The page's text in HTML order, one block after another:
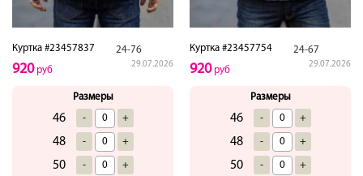
Куртка #23457837 24-76
29.07.2026
920руб
Размеры
46 - +
48 - +
50 - +
Куртка #23457754 24-67
29.07.2026
920руб
Размеры
46 - +
48 - +
50 - +